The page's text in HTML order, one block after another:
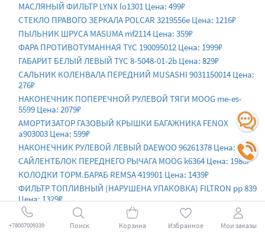
МАСЛЯНЫЙ ФИЛЬТР LYNX lo1301 Цена: 499₽
СТЕКЛО ПРАВОГО ЗЕРКАЛА POLCAR 3219556e Цена: 1216₽
ПЫЛЬНИК ШРУСА MASUMA mf2114 Цена: 359₽
ФАРА ПРОТИВОТУМАННАЯ TYC 190095012 Цена: 1999₽
ГАБАРИТ БЕЛЫЙ ЛЕВЫЙ TYC 8-5048-01-2b Цена: 829₽
САЛЬНИК КОЛЕНВАЛА ПЕРЕДНИЙ MUSASHI 9031150014 Цена:
276₽
НАКОНЕЧНИК ПОПЕРЕЧНОЙ РУЛЕВОЙ ТЯГИ MOOG me-es-
5599 Цена: 2079₽
АМОРТИЗАТОР ГАЗОВЫЙ КРЫШКИ БАГАЖНИКА FENOX
a903003 Цена: 599₽
НАКОНЕЧНИК РУЛЕВОЙ ЛЕВЫЙ DAEWOO 96261378 Цена: 579₽
САЙЛЕНТБЛОК ПЕРЕДНЕГО РЫЧАГА MOOG k6364 Цена: 1988₽
КОЛОДКИ ТОРМ.БАРАБ REMSA 419901 Цена: 1439₽
ФИЛЬТР ТОПЛИВНЫЙ (НАРУШЕНА УПАКОВКА) FILTRON pp 839
Цена: 1329₽
СВЕЧА ЗАЖИГАНИЯ BRISK dr15ys-9 Цена: 319₽
ФИЛЬТР ВОЗДУШНЫЙ ALCO FILTERS md-9504 Цена: 759₽
+78007009339 Поиск Корзина Избранное Мои заказы